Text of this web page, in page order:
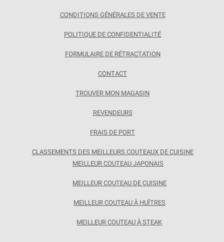
CONDITIONS GÉNÉRALES DE VENTE
POLITIQUE DE CONFIDENTIALITÉ
FORMULAIRE DE RÉTRACTATION
CONTACT
TROUVER MON MAGASIN
REVENDEURS
FRAIS DE PORT
CLASSEMENTS DES MEILLEURS COUTEAUX DE CUISINE
MEILLEUR COUTEAU JAPONAIS
MEILLEUR COUTEAU DE CUISINE
MEILLEUR COUTEAU À HUÎTRES
MEILLEUR COUTEAU À STEAK